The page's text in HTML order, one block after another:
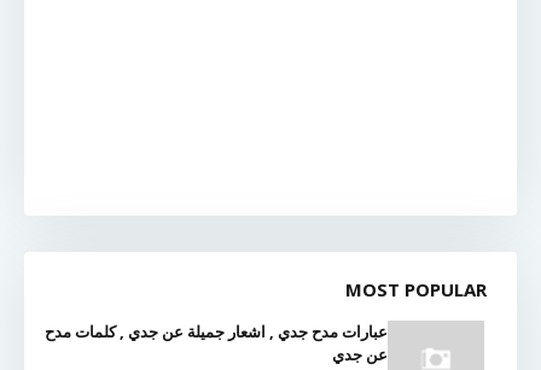
MOST POPULAR
عبارات مدح جدي , اشعار جميلة عن جدي , كلمات مدح
عن جدي